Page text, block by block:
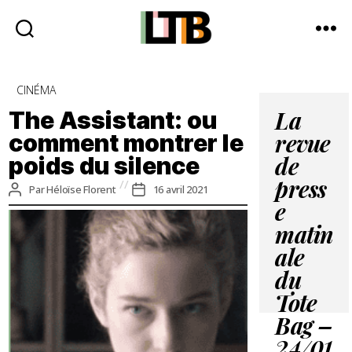
-
Média
d'information
quotidienne
Catégories
CINÉMA
The Assistant: ou
comment montrer le
poids du silence
Auteur
de
l’article
ParHéloïse Florent
Date
de
l’article
16 avril 2021
La
revue
de
press
e
matin
ale
du
Tote
Bag –